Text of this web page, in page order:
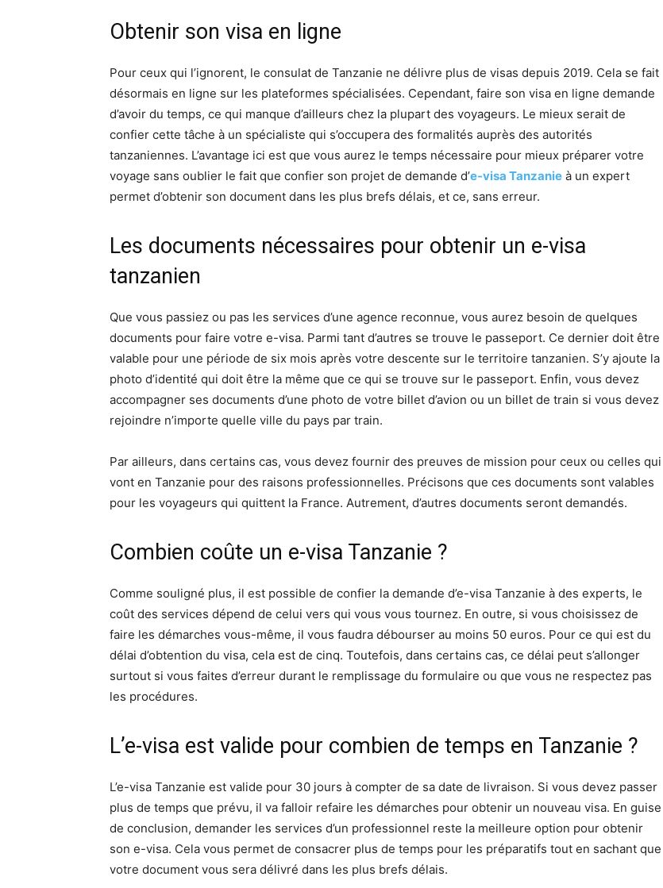
Obtenir son visa en ligne
Pour ceux qui l’ignorent, le consulat de Tanzanie ne délivre plus de visas depuis 2019. Cela se fait
désormais en ligne sur les plateformes spécialisées. Cependant, faire son visa en ligne demande
d’avoir du temps, ce qui manque d’ailleurs chez la plupart des voyageurs. Le mieux serait de
confier cette tâche à un spécialiste qui s’occupera des formalités auprès des autorités
tanzaniennes. L’avantage ici est que vous aurez le temps nécessaire pour mieux préparer votre
voyage sans oublier le fait que confier son projet de demande d’e-visa Tanzanie à un expert
permet d’obtenir son document dans les plus brefs délais, et ce, sans erreur.
Les documents nécessaires pour obtenir un e-visa
tanzanien
Que vous passiez ou pas les services d’une agence reconnue, vous aurez besoin de quelques
documents pour faire votre e-visa. Parmi tant d’autres se trouve le passeport. Ce dernier doit être
valable pour une période de six mois après votre descente sur le territoire tanzanien. S’y ajoute la
photo d’identité qui doit être la même que ce qui se trouve sur le passeport. Enfin, vous devez
accompagner ses documents d’une photo de votre billet d’avion ou un billet de train si vous devez
rejoindre n’importe quelle ville du pays par train.
Par ailleurs, dans certains cas, vous devez fournir des preuves de mission pour ceux ou celles qui
vont en Tanzanie pour des raisons professionnelles. Précisons que ces documents sont valables
pour les voyageurs qui quittent la France. Autrement, d’autres documents seront demandés.
Combien coûte un e-visa Tanzanie ?
Comme souligné plus, il est possible de confier la demande d’e-visa Tanzanie à des experts, le
coût des services dépend de celui vers qui vous vous tournez. En outre, si vous choisissez de
faire les démarches vous-même, il vous faudra débourser au moins 50 euros. Pour ce qui est du
délai d’obtention du visa, cela est de cinq. Toutefois, dans certains cas, ce délai peut s’allonger
surtout si vous faites d’erreur durant le remplissage du formulaire ou que vous ne respectez pas
les procédures.
L’e-visa est valide pour combien de temps en Tanzanie ?
L’e-visa Tanzanie est valide pour 30 jours à compter de sa date de livraison. Si vous devez passer
plus de temps que prévu, il va falloir refaire les démarches pour obtenir un nouveau visa. En guise
de conclusion, demander les services d’un professionnel reste la meilleure option pour obtenir
son e-visa. Cela vous permet de consacrer plus de temps pour les préparatifs tout en sachant que
votre document vous sera délivré dans les plus brefs délais.